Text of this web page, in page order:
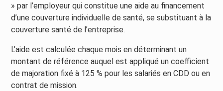
» par l’employeur qui constitue une aide au financement
d’une couverture individuelle de santé, se substituant à la
couverture santé de l’entreprise.
L’aide est calculée chaque mois en déterminant un
montant de référence auquel est appliqué un coefficient
de majoration fixé à 125 % pour les salariés en CDD ou en
contrat de mission.